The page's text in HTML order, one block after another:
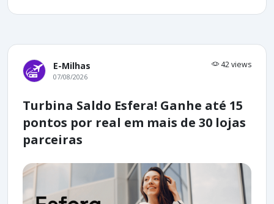
E-Milhas 42 views
07/08/2026
Turbina Saldo Esfera! Ganhe até 15
pontos por real em mais de 30 lojas
parceiras